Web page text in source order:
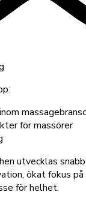
för massörer
utvecklas
ökat fokus
för helhet.